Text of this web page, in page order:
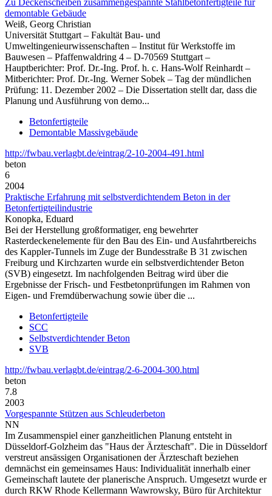
demontable Gebäude
Weiß, Georg Christian
Universität Stuttgart – Fakultät Bau- und
Umweltingenieurwissenschaften – Institut für Werkstoffe im
Bauwesen – Pfaffenwaldring 4 – D-70569 Stuttgart –
Hauptberichter: Prof. Dr.-Ing. Prof. h. c. Hans-Wolf Reinhardt –
Mitberichter: Prof. Dr.-Ing. Werner Sobek – Tag der mündlichen
Prüfung: 11. Dezember 2002 – Die Dissertation stellt dar, dass die
Planung und Ausführung von demo...
Betonfertigteile
Demontable Massivgebäude
http://fwbau.verlagbt.de/eintrag/2-10-2004-491.html
beton
6
2004
Praktische Erfahrung mit selbstverdichtendem Beton in der
Betonfertigteilindustrie
Konopka, Eduard
Bei der Herstellung großformatiger, eng bewehrter
Rasterdeckenelemente für den Bau des Ein- und Ausfahrtbereichs
des Kappler-Tunnels im Zuge der Bundesstraße B 31 zwischen
Freiburg und Kirchzarten wurde ein selbstverdichtender Beton
(SVB) eingesetzt. Im nachfolgenden Beitrag wird über die
Ergebnisse der Frisch- und Festbetonprüfungen im Rahmen von
Eigen- und Fremdüberwachung sowie über die ...
Betonfertigteile
SCC
Selbstverdichtender Beton
SVB
http://fwbau.verlagbt.de/eintrag/2-6-2004-300.html
beton
7.8
2003
Vorgespannte Stützen aus Schleuderbeton
NN
Im Zusammenspiel einer ganzheitlichen Planung entsteht in
Düsseldorf-Golzheim das "Haus der Ärzteschaft". Die in Düsseldorf
verstreut ansässigen Organisationen der Ärzteschaft beziehen
demnächst ein gemeinsames Haus: Individualität innerhalb einer
Gemeinschaft lautete der planerische Anspruch. Umgesetzt wurde er
durch RKW Rhode Kellermann Wawrowsky, Büro für Architektur